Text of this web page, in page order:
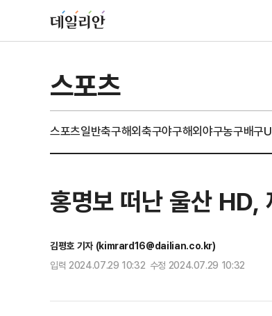
스포츠
스포츠일반축구해외축구야구해외야구농구배구
홍명보 떠난 울산 HD,
김평호 기자 (kimrard16@dailian.co.kr)
입력 2024.07.29 10:32 수정 2024.07.29 10:32